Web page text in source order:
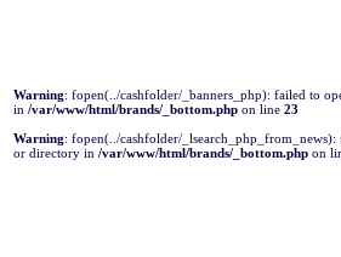
Warning: fopen(../cashfolder/_banners_php): failed to
in /var/www/html/brands/_bottom.php on line 23
Warning: fopen(../cashfolder/
or directory in /var/www/html/brands/_bottom.php on